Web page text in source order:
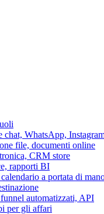
WhatsApp,
file, documenti online
CRM store
rapporti BI
a portata di
automatizzati, API
per gli affari